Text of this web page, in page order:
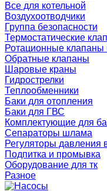
Все для котельной
Воздухоотводчики
Группа безопасности
Термостатические
Ротационные клапаны
Обратные клапаны
Шаровые краны
Гидрострелки
Теплообменники
Баки для отопления
Баки для ГВС
Комплектующие для
Сепараторы шлама
Регуляторы давления
Подпитка и промывка
Оборудование для тк
Разное